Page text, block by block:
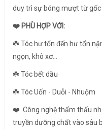
duy trì sự bóng mượt từ gốc
❤️ PHÙ HỢP VỚI:
☘️ Tóc hư tổn đến hư tổn
ngọn, khô xơ…
☘️ Tóc bết dầu
☘️ Tóc Uốn - Duỗi - Nhuộm
❤️ Công nghệ thẩm thấu
truyền dưỡng chất vào sâu